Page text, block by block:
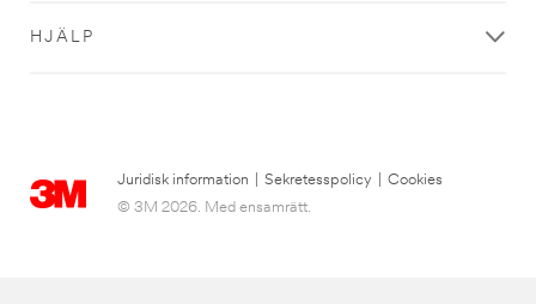
HJÄLP
Juridisk information Sekretesspolicy
Cookies
© 3M 2026. Med ensamrätt.